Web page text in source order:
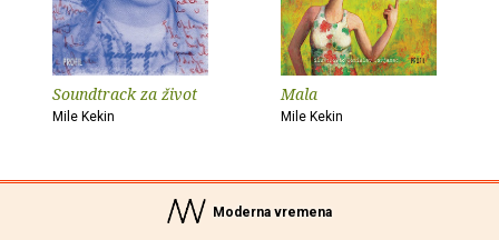
Soundtrack za život
Mile Kekin
Mala
Mile Kekin
Moderna vremena